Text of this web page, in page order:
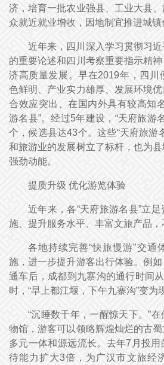
济，培育一批农业强县、工业大县
众就近就业增收，因地制宜推进城镇
近年来，四川深入学习贯彻习
的重要论述和四川考察重要指示精
济高质量发展。早在2019年，四川
色鲜明、产业实力雄厚、发展环境
合效应突出、在国内外具有较高知
游名县”。经过5年建设，“天府旅游
个，候选县达43个。这些“天府旅游
和旅游业的发展树立了标杆，也为
强劲动能。
提质升级 优化游览体验
近年来，各“天府旅游名县”立
施、提升服务水平、丰富文旅产品，
各地持续完善“快旅慢游”交通
施，进一步提升游客出行体验。例
通车后，成都到九寨沟的通行时间
时，“早上都江堰，下午九寨沟”变为
“沉睡数千年，一醒惊天下。”
物馆，游客可以领略辉煌灿烂的古
多元一体和源远流长。去年7月投
待能力扩大3倍，为广汉市文旅经